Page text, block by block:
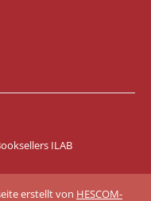
erstellt von HESCOM-